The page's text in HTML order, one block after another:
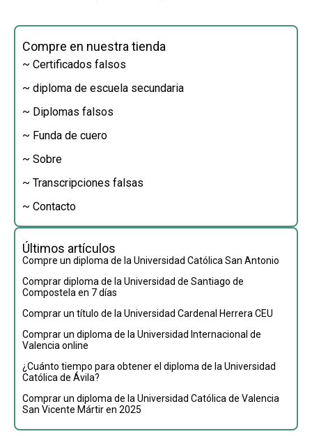
Compre en nuestra tienda
~ Certificados falsos
~ diploma de escuela secundaria
~ Diplomas falsos
~ Funda de cuero
~ Sobre
~ Transcripciones falsas
~ Contacto
Últimos artículos
Compre un diploma de la Universidad Católica San Antonio
Comprar diploma de la Universidad de Santiago de
Compostela en 7 días
Comprar un título de la Universidad Cardenal Herrera CEU
Comprar un diploma de la Universidad Internacional de
Valencia online
¿Cuánto tiempo para obtener el diploma de la Universidad
Católica de Ávila?
Comprar un diploma de la Universidad Católica de Valencia
San Vicente Mártir en 2025